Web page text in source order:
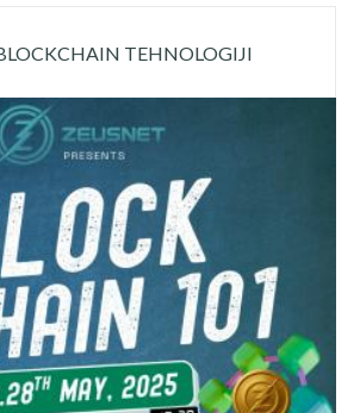
TEHNOLOGIJI